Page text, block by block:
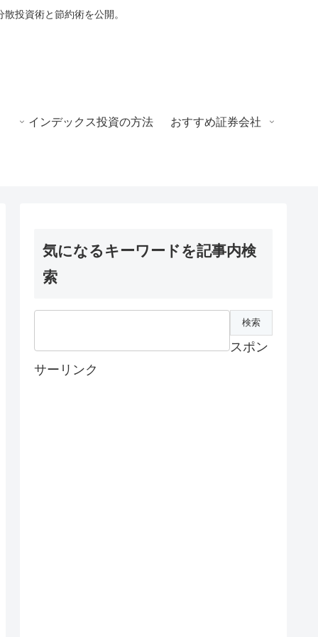
投資術と節約術を公開。
インデックス投資の方法 おすすめ証券会社
気になるキーワードを記事内検
索
スポン
サーリンク